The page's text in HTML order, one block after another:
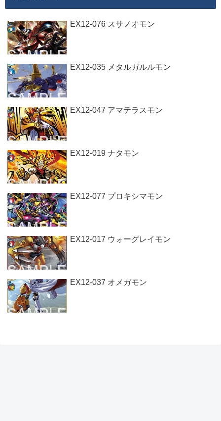
EX12-076 スサノオモン
EX12-035 メタルガルルモン
EX12-047 アマテラスモン
EX12-019 ナタモン
EX12-077 プロキシマモン
EX12-017 ウォーグレイモン
EX12-037 オメガモン